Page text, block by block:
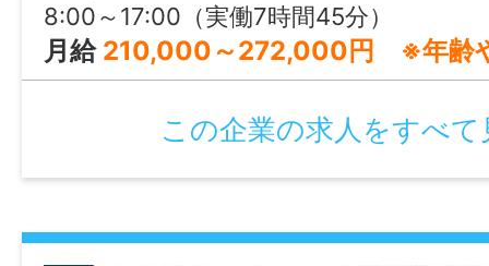
8:00～17:00（実働7時間45分）
月給 210,000～272,000円 ※年齢や経験、家族構成など
この企業の求人をすべて